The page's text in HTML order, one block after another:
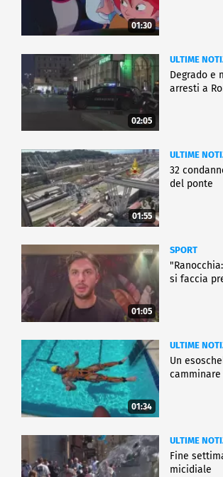
01:30
02:05
ULTIME
Degrado e
arresti a
01:55
ULTIME
32
del ponte
01:05
SPORT
si faccia
01:34
ULTIME
Un
ULTIME
Fine
micidiale